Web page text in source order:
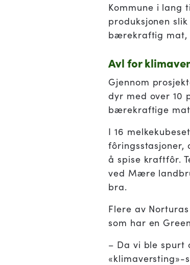
Kommune i lang
produksjonen
bærekraftig mat,
Avl for
Gjennom
dyr med over 10
bærekraftige
I 16
fôringsstasjoner,
å spise kraftfôr.
ved Mære
bra.
Flere av
som har en
– Da vi ble spurt